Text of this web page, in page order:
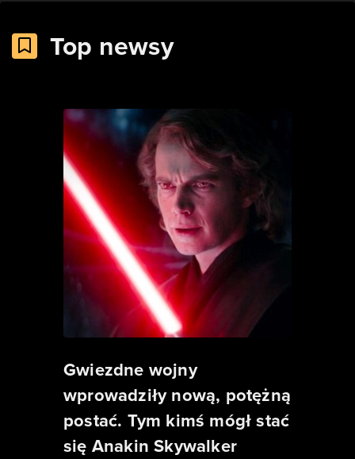
Top newsy
Gwiezdne wojny
wprowadziły nową, potężną
postać. Tym kimś mógł stać
się Anakin Skywalker